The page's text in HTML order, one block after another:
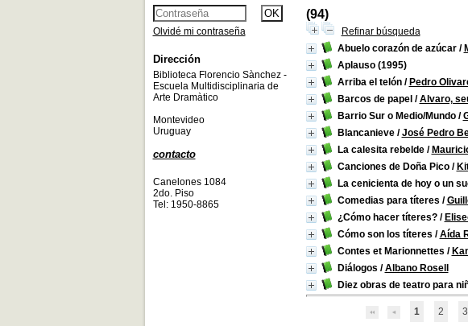
(94)
Refinar búsqueda
Abuelo corazón de azúcar/
Aplauso(1995)
Arriba el telón/ Pedro
Barcos de papel /Alvaro,
Barrio Sur o Medio/Mundo/
Blancanieve/José Pedro
La calesita rebelde/
Canciones de Doña Pico/
La cenicienta de hoy o un
Comedias para títeres /
¿Cómo hacer títeres?/
Cómo son los títeres /Aída
Contes et Marionnettes /
Diálogos /Albano Rosell
Diez obras de teatro para
1 2 3
Olvidé mi contraseña
Dirección
Biblioteca Florencio Sànchez -
Escuela Multidisciplinaria de
Arte Dramàtico
Montevideo
Uruguay
contacto
Canelones 1084
2do. Piso
Tel: 1950-8865